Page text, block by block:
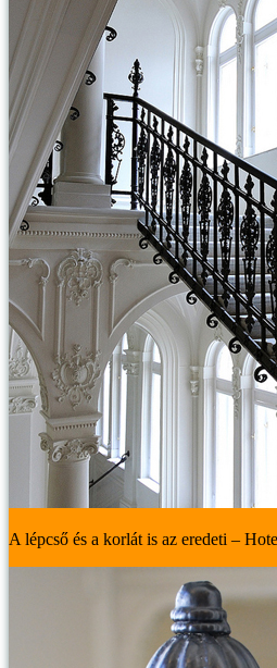
A lépcső és a korlát is az eredeti –